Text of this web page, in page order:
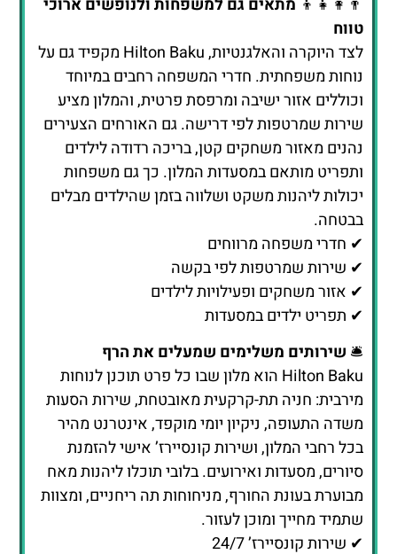
נהנים מאזור משחקים קטן, בריכה רדודה לילדים
ותפריט מותאם במסעדות המלון. כך גם משפחות
יכולות ליהנות משקט ושלווה בזמן שהילדים מבלים
בבטחה.
✔ חדרי משפחה מרווחים
✔ שירות שמרטפות לפי בקשה
✔ אזור משחקים ופעילויות לילדים
✔ תפריט ילדים במסעדות
🛎️שירותים משלימים שמעלים את הרף
Hilton Baku הוא מלון שבו כל פרט תוכנן לנוחות
מירבית: חניה תת-קרקעית מאובטחת, שירות הסעות
משדה התעופה, ניקיון יומי מוקפד, אינטרנט מהיר
בכל רחבי המלון, ושירות קונסיירז’ אישי להזמנת
מבוערת בעונת החורף, מניחוחות תה ריחניים, ומצוות
שתמיד מחייך ומוכן לעזור.
✔ שירות קונסיירז’ 24/7
✔ הסעות פרטיות משדה התעופה
✔ חניה מאובטחת
✔ Wi-Fi חופשי ומהיר
✨סיכום
Hilton Baku הוא הרבה מעבר למלון יוקרה – הוא